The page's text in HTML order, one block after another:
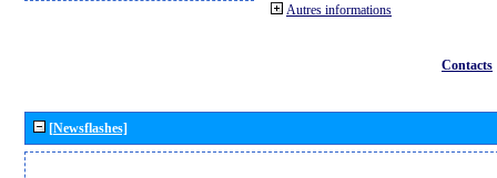
Autres informations
Contacts
[Newsflashes]